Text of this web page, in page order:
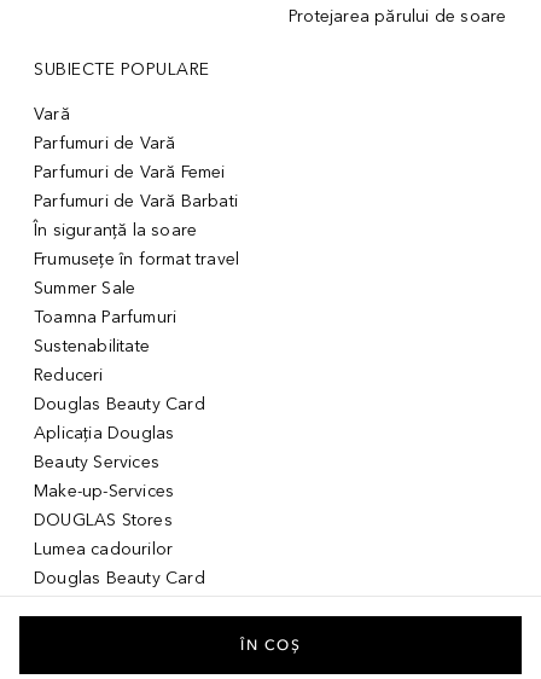
Protejarea părului de soare
SUBIECTE POPULARE
Vară
Parfumuri de Vară
Parfumuri de Vară Femei
Parfumuri de Vară Barbati
În siguranță la soare
Frumusețe în format travel
Summer Sale
Toamna Parfumuri
Sustenabilitate
Reduceri
Douglas Beauty Card
Aplicația Douglas
Beauty Services
Make-up-Services
DOUGLAS Stores
Lumea cadourilor
Douglas Beauty Card
ÎN COȘ